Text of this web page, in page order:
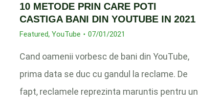
10 METODE PRIN CARE POTI
CASTIGA BANI DIN YOUTUBE IN 2021
Featured, YouTube 07/01/2021
Cand oamenii vorbesc de bani din YouTube,
prima data se duc cu gandul la reclame. De
fapt, reclamele reprezinta maruntis pentru un